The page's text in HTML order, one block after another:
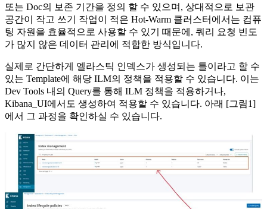
또는 Doc의 보존 기간을 정의 할 수 있으며, 상대적으로 보관
공간이 작고 쓰기 작업이 적은 Hot-Warm 클러스터에서는 컴퓨
팅 자원을 효율적으로 사용할 수 있기 때문에, 쿼리 요청 빈도
가 많지 않은 데이터 관리에 적합한 방식입니다.
실제로 간단하게 엘라스틱 인덱스가 생성되는 틀이라고 할 수
있는 Template에 해당 ILM의 정책을 적용할 수 있습니다. 이는
Dev Tools 내의 Query를 통해 ILM 정책을 적용하거나,
Kibana_UI에서도 생성하여 적용할 수 있습니다. 아래 [그림1]
에서 그 과정을 확인하실 수 있습니다.